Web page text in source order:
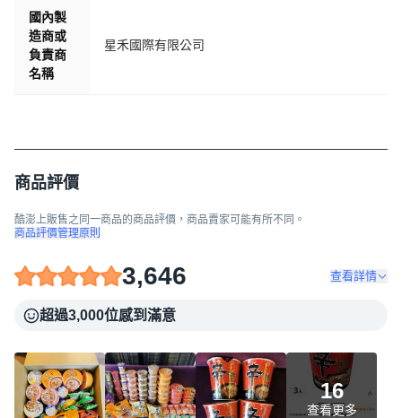
國內製
造商或
負責商
名稱
星禾國際有限公司
商品評價
酷澎上販售之同一商品的商品評價，商品賣家可能有所不同。
商品評價管理原則
3,646 查看詳情
超過3,000位感到滿意
16
查看更多